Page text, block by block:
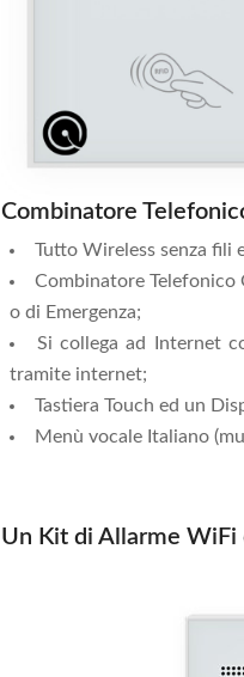
Combinatore
Tutto Wireless senza fili
Combinatore Telefonico
o di Emergenza;
Si collega ad Internet
tramite internet;
Tastiera Touch ed un
Menù vocale Italiano
Un Kit di Allarme WiFi